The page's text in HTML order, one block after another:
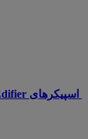
اسپیکرهای Edifier